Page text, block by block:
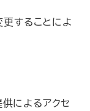
することによ
によるアクセ